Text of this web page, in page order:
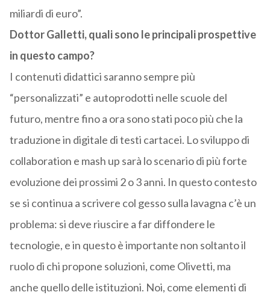
miliardi di euro”.
Dottor Galletti, quali sono le principali prospettive
in questo campo?
I contenuti didattici saranno sempre più
“personalizzati” e autoprodotti nelle scuole del
futuro, mentre fino a ora sono stati poco più che la
traduzione in digitale di testi cartacei. Lo sviluppo di
collaboration e mash up sarà lo scenario di più forte
evoluzione dei prossimi 2 o 3 anni. In questo contesto
se si continua a scrivere col gesso sulla lavagna c’è un
problema: si deve riuscire a far diffondere le
tecnologie, e in questo è importante non soltanto il
ruolo di chi propone soluzioni, come Olivetti, ma
anche quello delle istituzioni. Noi, come elementi di